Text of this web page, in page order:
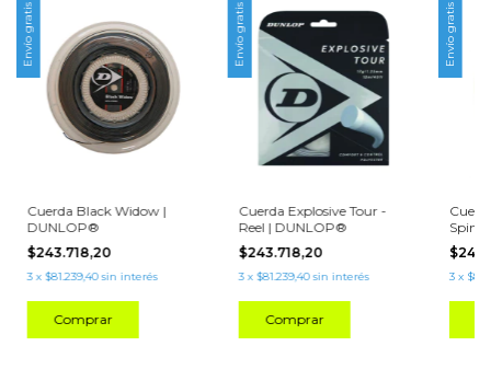
Envío gratis
Cuerda Black Widow |
DUNLOP®
$243.718,20
3 x $81.239,40 sin interés
Envío gratis
Cuerda Explosive Tour -
Reel | DUNLOP®
$243.718,20
3 x $81.239,40 sin interés
Envío gratis
Spin
mm
3 x